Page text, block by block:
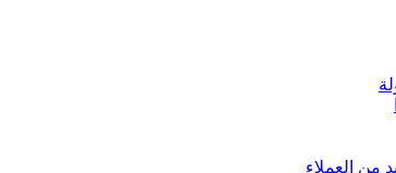
العملاء